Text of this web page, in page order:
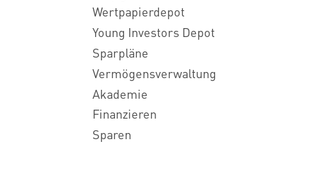
Wertpapierdepot
Young Investors Depot
Sparpläne
Vermögensverwaltung
Akademie
Finanzieren
Sparen